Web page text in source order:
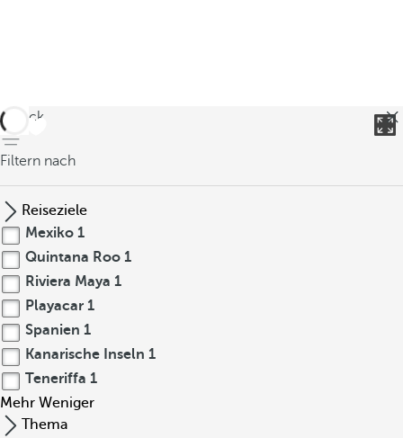
zurück
Filtern nach
Reiseziele
Mexiko 1
Quintana Roo 1
Riviera Maya 1
Playacar 1
Spanien 1
Kanarische Inseln 1
Teneriffa 1
Mehr Weniger
Thema